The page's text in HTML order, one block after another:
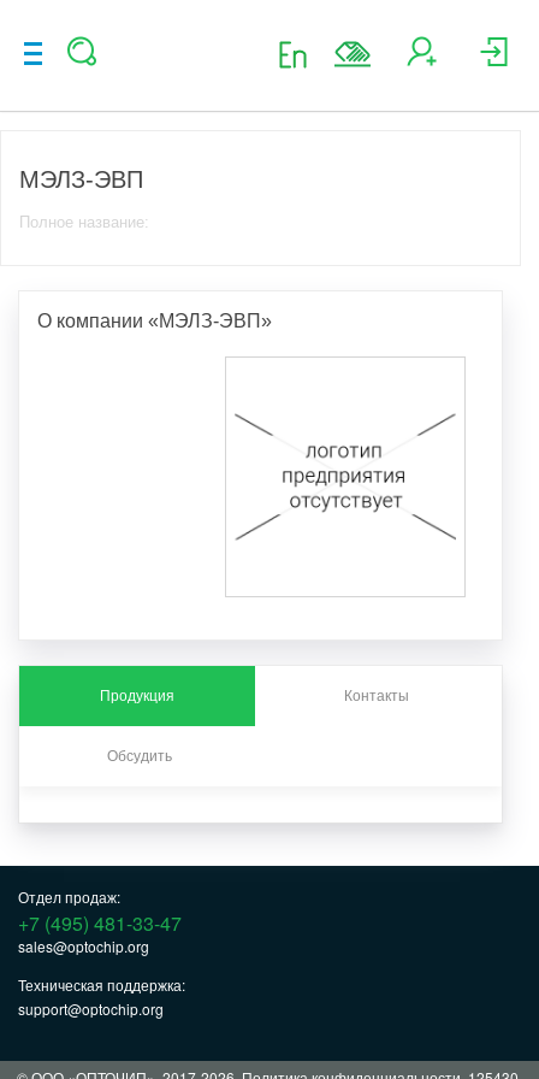
МЭЛЗ-ЭВП
Полное название:
О компании «МЭЛЗ-ЭВП»
Продукция Контакты
Обсудить
Отдел продаж:
+7 (495) 481-33-47
sales@optochip.org
Техническая поддержка:
support@optochip.org